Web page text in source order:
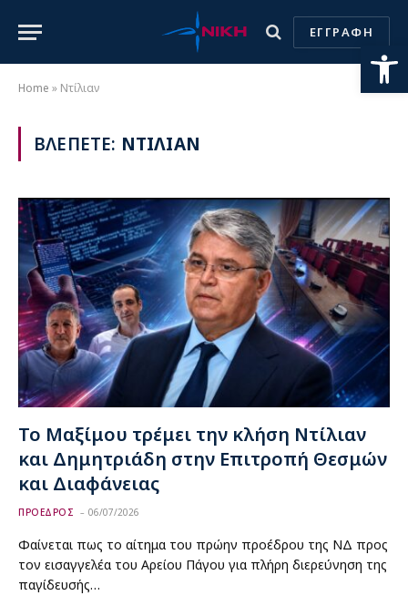
ΕΓΓΡΑΦΗ
Home » Ντίλιαν
ΒΛΕΠΕΤΕ: ΝΤΙΛΙΑΝ
Το Μαξίμου τρέμει την κλήση Ντίλιαν
και Δημητριάδη στην Επιτροπή Θεσμών
και Διαφάνειας
ΠΡΟΕΔΡΟΣ 06/07/2026
Φαίνεται πως το αίτημα του πρώην προέδρου της ΝΔ προς
τον εισαγγελέα του Αρείου Πάγου για πλήρη διερεύνηση της
παγίδευσής…